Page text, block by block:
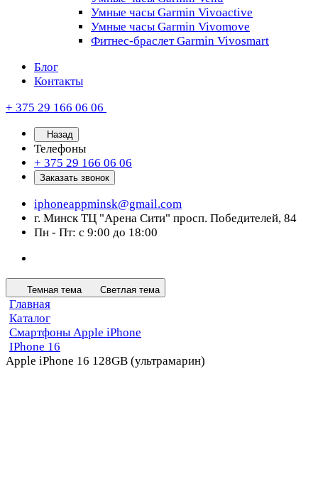
Умные часы Garmin Vivoactive
Умные часы Garmin Vivomove
Фитнес-браслет Garmin Vivosmart
Блог
Контакты
+ 375 29 166 06 06
Назад
Телефоны
+ 375 29 166 06 06
Заказать звонок
iphoneappminsk@gmail.com
г. Минск ТЦ "Арена Сити" просп. Победителей, 84
Пн - Пт: с 9:00 до 18:00
Темная тема Светлая тема
Главная
Каталог
Смартфоны Apple iPhone
IPhone 16
Apple iPhone 16 128GB (ультрамарин)